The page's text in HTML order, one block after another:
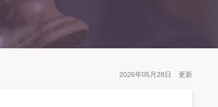
2026年05月28日 更新